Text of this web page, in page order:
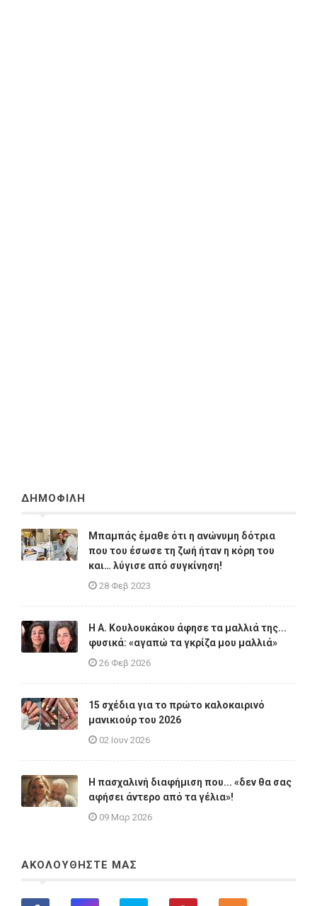
ΔΗΜΟΦΙΛΗ
Μπαμπάς έμαθε ότι η ανώνυμη δότρια
που του έσωσε τη ζωή ήταν η κόρη του
και… λύγισε από συγκίνηση!
28 Φεβ 2023
Η A. Κουλουκάκου άφησε τα μαλλιά της...
φυσικά: «αγαπώ τα γκρίζα μου μαλλιά»
26 Φεβ 2026
15 σχέδια για το πρώτο καλοκαιρινό
μανικιούρ του 2026
02 Ιουν 2026
Η πασχαλινή διαφήμιση που... «δεν θα σας
αφήσει άντερο από τα γέλια»!
09 Μαρ 2026
ΑΚΟΛΟΥΘΗΣΤΕ ΜΑΣ